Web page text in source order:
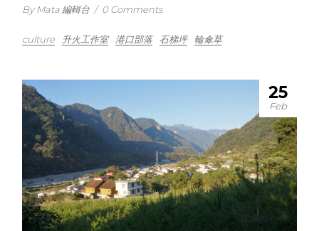
By Mata 編輯台 / 0 Comments
culture 升火工作室 港口部落 石梯坪 輪傘草
25
Feb